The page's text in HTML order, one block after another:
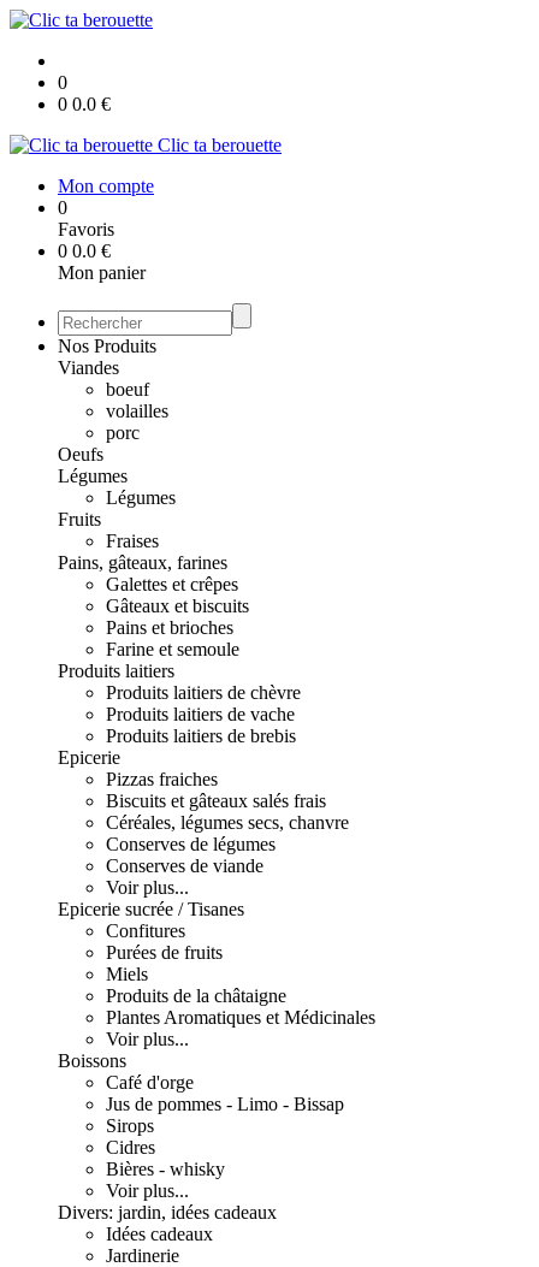
0
0 0.0 €
Clic ta berouette
Mon compte
0
Favoris
0 0.0 €
Mon panier
Nos Produits
Viandes
boeuf
volailles
porc
Oeufs
Légumes
Légumes
Fruits
Fraises
Pains, gâteaux, farines
Galettes et crêpes
Gâteaux et biscuits
Pains et brioches
Farine et semoule
Produits laitiers
Produits laitiers de chèvre
Produits laitiers de vache
Produits laitiers de brebis
Epicerie
Pizzas fraiches
Biscuits et gâteaux salés frais
Céréales, légumes secs, chanvre
Conserves de légumes
Conserves de viande
Voir plus...
Epicerie sucrée / Tisanes
Confitures
Purées de fruits
Miels
Produits de la châtaigne
Plantes Aromatiques et Médicinales
Voir plus...
Boissons
Café d'orge
Jus de pommes - Limo - Bissap
Sirops
Cidres
Bières - whisky
Voir plus...
Divers: jardin, idées cadeaux
Idées cadeaux
Jardinerie